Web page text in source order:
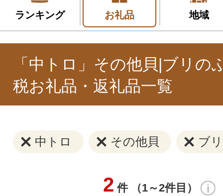
ランキング お礼品 地域
「中トロ」その他貝|ブリの
税お礼品・返礼品一覧
中トロ その他貝 ブリ
2 件 （1～2件目）